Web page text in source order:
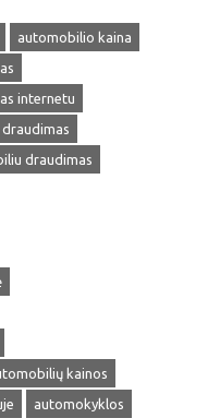
automobilio kaina
internetu
draudimas
kainos
automokyklos